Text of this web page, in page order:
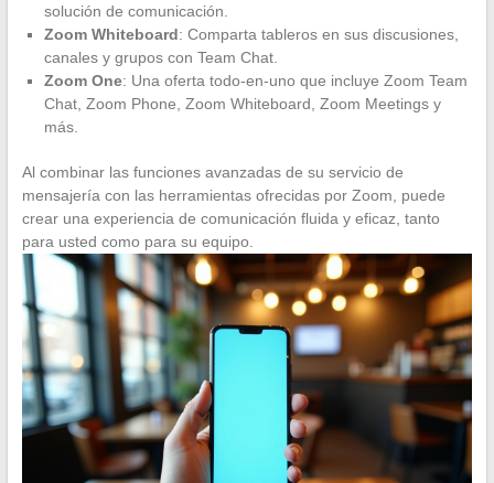
solución de comunicación.
Zoom Whiteboard: Comparta tableros en sus discusiones,
canales y grupos con Team Chat.
Zoom One: Una oferta todo-en-uno que incluye Zoom Team
Chat, Zoom Phone, Zoom Whiteboard, Zoom Meetings y
más.
Al combinar las funciones avanzadas de su servicio de
mensajería con las herramientas ofrecidas por Zoom, puede
crear una experiencia de comunicación fluida y eficaz, tanto
para usted como para su equipo.